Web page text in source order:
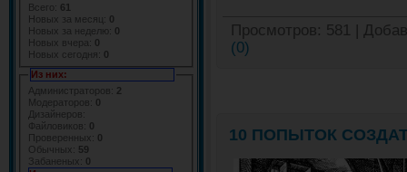
Всего: 61
Новых за месяц: 0
Новых за неделю: 0
Новых вчера: 0
Новых сегодня: 0
Из них:
Администраторов: 2
Модераторов: 0
Дизайнеров:
Файловиков: 0
Проверенных: 0
Обычных: 59
Забаненых: 0
Просмотров: 581
(0)
10 ПОПЫТОК